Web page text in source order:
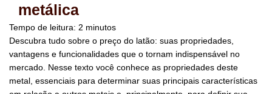
metálica
Tempo de leitura: 2 minutos
Descubra tudo sobre o preço do latão: suas propriedades,
vantagens e funcionalidades que o tornam indispensável no
mercado. Nesse texto você conhece as propriedades deste
metal, essenciais para determinar suas principais características